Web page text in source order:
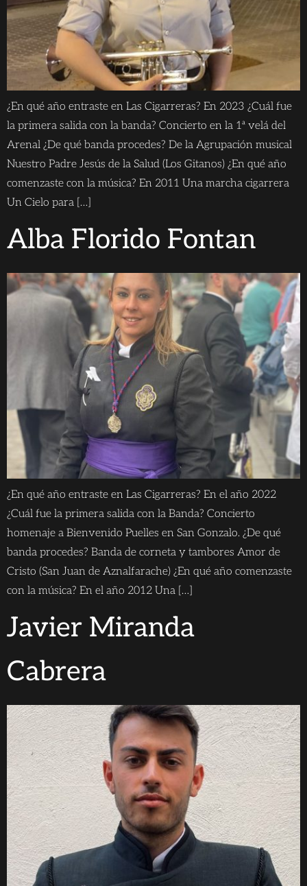
¿En qué año entraste en Las Cigarreras? En 2023 ¿Cuál fue
la primera salida con la banda? Concierto en la 1ª velá del
Arenal ¿De qué banda procedes? De la Agrupación musical
Nuestro Padre Jesús de la Salud (Los Gitanos) ¿En qué año
comenzaste con la música? En 2011 Una marcha cigarrera
Un Cielo para […]
Alba Florido Fontan
¿En qué año entraste en Las Cigarreras? En el año 2022
¿Cuál fue la primera salida con la Banda? Concierto
homenaje a Bienvenido Puelles en San Gonzalo. ¿De qué
banda procedes? Banda de corneta y tambores Amor de
Cristo (San Juan de Aznalfarache) ¿En qué año comenzaste
con la música? En el año 2012 Una […]
Javier Miranda
Cabrera